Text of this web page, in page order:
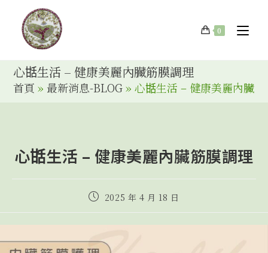
0
心甛生活 – 健康美麗內臟筋膜調理
首頁 » 最新消息-BLOG»心甛生活 – 健康美麗內臟
心甛生活 – 健康美麗內臟筋膜調理
2025 年 4 月 18 日